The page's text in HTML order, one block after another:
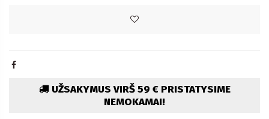
UŽSAKYMUS VIRŠ 59 € PRISTATYSIME
NEMOKAMAI!